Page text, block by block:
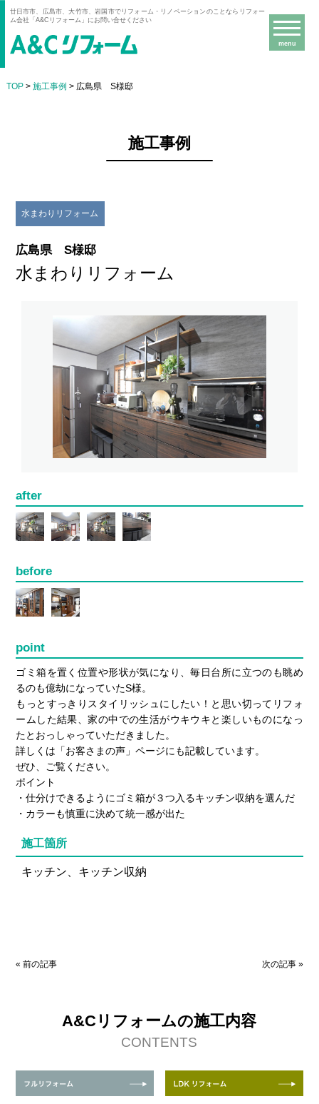
廿日市市、広島市、大竹市、岩国市でリフォーム・リノベーションのことならリフォー
ム会社「A&Cリフォーム」にお問い合せください
menu
TOP> 施工事例 > 広島県 S様邸
施工事例
水まわりリフォーム
広島県 S様邸
水まわりリフォーム
after
before
point
ゴミ箱を置く位置や形状が気になり、毎日台所に立つのも眺め
るのも億劫になっていたS様。
もっとすっきりスタイリッシュにしたい！と思い切ってリフォ
ームした結果、家の中での生活がウキウキと楽しいものになっ
たとおっしゃっていただきました。
詳しくは「お客さまの声」ページにも記載しています。
ぜひ、ご覧ください。
ポイント
・仕分けできるようにゴミ箱が３つ入るキッチン収納を選んだ
・カラーも慎重に決めて統一感が出た
施工箇所
キッチン、キッチン収納
«前の記事 次の記事»
A&Cリフォームの施工内容
CONTENTS